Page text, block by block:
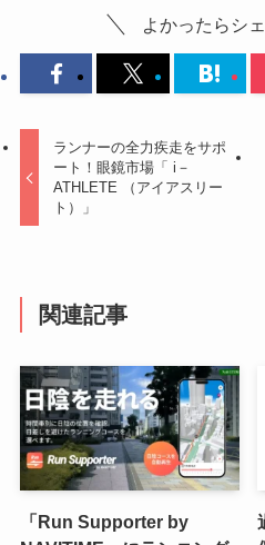
よかったらシ
ランナーの全力疾走をサポ
ート！眼鏡市場「 i－
ATHLETE （アイアスリー
ト）」
関連記事
「Run Supporter by